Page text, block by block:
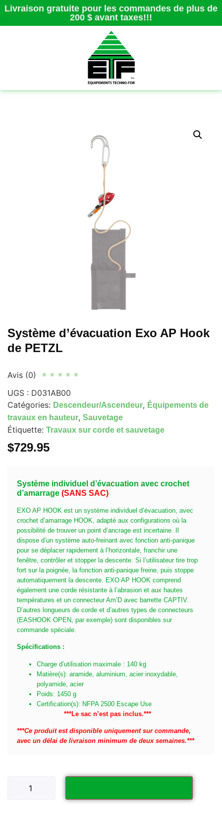
Livraison gratuite pour les commandes de plus de
200 $ avant taxes!!!
Système d’évacuation Exo AP Hook
de PETZL
Avis (0) ★ ★ ★ ★ ★
UGS : D031AB00
Catégories: Descendeur/Ascendeur, Équipements de
travaux en hauteur, Sauvetage
Étiquette: Travaux sur corde et sauvetage
$729.95
Système individuel d’évacuation avec crochet
d’amarrage (SANS SAC)
EXO AP HOOK est un système individuel d’évacuation, avec
crochet d’amarrage HOOK, adapté aux configurations où la
possibilité de trouver un point d’ancrage est incertaine. Il
dispose d’un système auto-freinant avec fonction anti-panique
pour se déplacer rapidement à l’horizontale, franchir une
fenêtre, contrôler et stopper la descente. Si l’utilisateur tire trop
fort sur la poignée, la fonction anti-panique freine, puis stoppe
automatiquement la descente. EXO AP HOOK comprend
également une corde résistante à l’abrasion et aux hautes
températures et un connecteur Am’D avec barrette CAPTIV.
D’autres longueurs de corde et d’autres types de connecteurs
(EASHOOK OPEN, par exemple) sont disponibles sur
commande spéciale.
Spécifications :
Charge d’utilisation maximale : 140 kg
Matière(s): aramide, aluminium, acier inoxydable,
polyamide, acier
Poids: 1450 g
Certification(s): NFPA 2500 Escape Use
***Le sac n’est pas inclus.***
***Ce produit est disponible uniquement sur commande,
avec un délai de livraison minimum de deux semaines.***